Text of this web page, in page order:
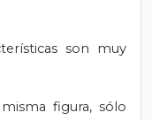
son muy
figura, sólo